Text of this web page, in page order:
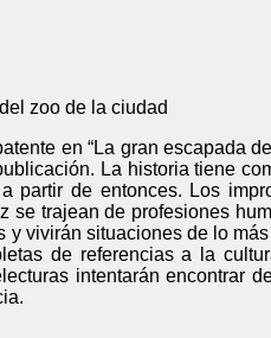
zoo de la ciudad
en “La gran escapada
La historia tiene
de entonces. Los
trajean de profesiones
vivirán situaciones de lo
de referencias a la
intentarán encontrar